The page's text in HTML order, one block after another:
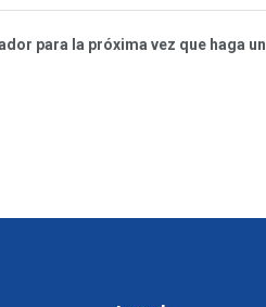
para la próxima vez que haga un